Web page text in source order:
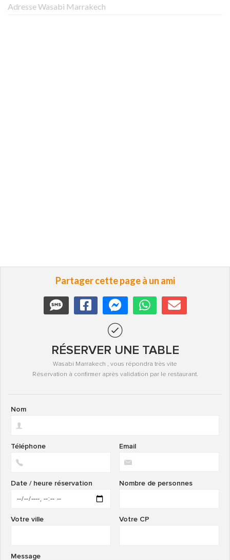
Adresse Wasabi Marrakech
Partager cette page à un ami
RÉSERVER UNE TABLE
Wasabi Marrakech , vous répondra très vite
Réservation à confirmer après validation par le restaurant.
Nom
Email
Téléphone
Nombre de personnes
Date / heure réservation
Votre CP
Votre ville
Message